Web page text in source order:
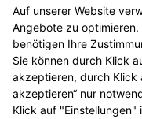
Mehr
Auf unserer Website
Angebote zu optimieren.
benötigen Ihre
Sie können durch Klick
akzeptieren, durch Klick
akzeptieren“ nur
Klick auf "Einstellungen"